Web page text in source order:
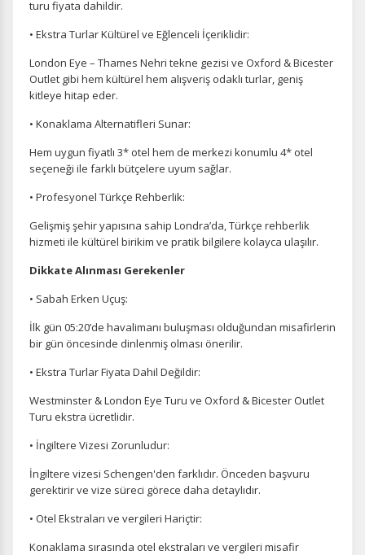
Çerez tercihlerinizi belirleyin.
Daha fazla bilgi içinKVKK bilgilendirmemizi,çerez kullanımve
gizlilik koşullarını
Zorunlu Çerezler HER ZAMAN AKTIF
Oturum yönetimi, güvenlik ve temel site işlevleri için
devre dışı bırakılamaz.
İstatistik Çerezleri
ölçeriz. Hangi sayfaların popüler olduğunu ve
kullanıcıların nerede zorluk yaşadığını anlamamıza
Pazarlama Çerezleri
Size ve ilgi alanlarınıza uygun reklamlar göstermek için
kullanılır. Kapatırsanız reklamları görmeye devam
turu fiyata dahildir.
• Ekstra Turlar Kültürel ve Eğlenceli İçeriklidir:
London Eye – Thames Nehri tekne gezisi ve Oxford & Bicester
Outlet gibi hem kültürel hem alışveriş odaklı turlar, geniş
kitleye hitap eder.
• Konaklama Alternatifleri Sunar:
Hem uygun fiyatlı 3* otel hem de merkezi konumlu 4* otel
seçeneği ile farklı bütçelere uyum sağlar.
• Profesyonel Türkçe Rehberlik:
Gelişmiş şehir yapısına sahip Londra’da, Türkçe rehberlik
hizmeti ile kültürel birikim ve pratik bilgilere kolayca ulaşılır.
Dikkate Alınması Gerekenler
• Sabah Erken Uçuş:
İlk gün 05:20’de havalimanı buluşması olduğundan misafirlerin
bir gün öncesinde dinlenmiş olması önerilir.
• Ekstra Turlar Fiyata Dahil Değildir:
Westminster & London Eye Turu ve Oxford & Bicester Outlet
Turu ekstra ücretlidir.
• İngiltere Vizesi Zorunludur:
İngiltere vizesi Schengen'den farklıdır. Önceden başvuru
gerektirir ve vize süreci görece daha detaylıdır.
• Otel Ekstraları ve vergileri Hariçtir:
Konaklama sırasında otel ekstraları ve vergileri misafir